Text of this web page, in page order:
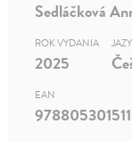
Sedláčková
ROK VYDANIA
2025
EAN